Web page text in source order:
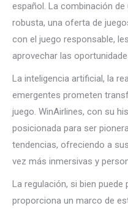
español. La combinación
robusta, una oferta de
con el juego responsable,
aprovechar las
La inteligencia artificial, la
emergentes prometen
juego. WinAirlines, con su
posicionada para ser
tendencias, ofreciendo a
vez más inmersivas y
La regulación, si bien
proporciona un marco de